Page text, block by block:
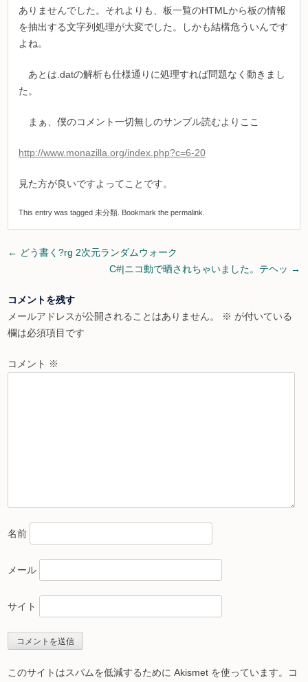
ありませんでした。それよりも、板一覧のHTMLから板の情報
を抽出する文字列処理が大変でした。しかも結構危ういんです
よね。
あとは.datの解析も仕様通りに処理すれば問題なく動きまし
た。
まぁ、僕のコメント一切無しのサンプル読むよりここ
http://www.monazilla.org/index.php?c=6-20
見た方が良いですよってことです。
This entry was tagged 未分類. Bookmark the permalink
Post
← どう書く?rg 2次元ランダムウォーク
C#|ニコ動で晒されちゃいました。テヘッ →
コメントを残す
メールアドレスが公開されることはありません。
※ が付いている
欄は必須項目です
コメント ※
名前
メール
サイト
このサイトはスパムを低減するために Akismet を使っています。
コ